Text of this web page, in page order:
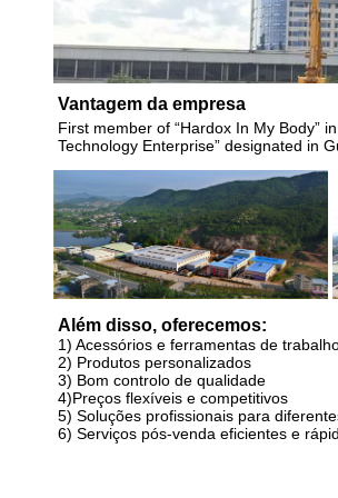
Vantagem da empresa
First member of “Hardox In My Body”
Technology Enterprise” designated in
Além disso, oferecemos:
1) Acessórios e ferramentas de
2) Produtos personalizados
3) Bom controlo de qualidade
4)Preços flexíveis e competitivos
5) Soluções profissionais para
6) Serviços pós-venda eficientes e